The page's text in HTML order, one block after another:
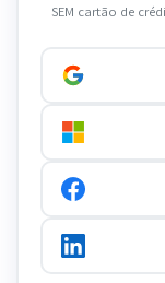
SEM cartão de